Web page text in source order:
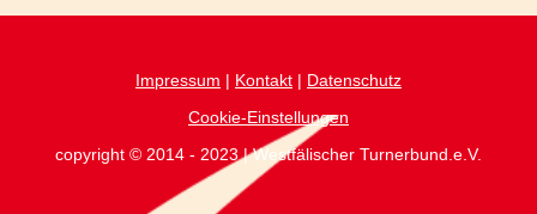
Impressum | Kontakt | Datenschutz
Cookie-Einstellungen
copyright © 2014 - 2023 | Westfälischer Turnerbund.e.V.